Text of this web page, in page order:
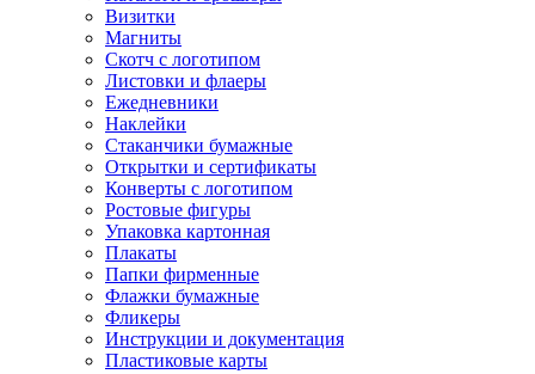
Визитки
Магниты
Скотч с логотипом
Листовки и флаеры
Ежедневники
Наклейки
Стаканчики бумажные
Открытки и сертификаты
Конверты с логотипом
Ростовые фигуры
Упаковка картонная
Плакаты
Папки фирменные
Флажки бумажные
Фликеры
Инструкции и документация
Пластиковые карты